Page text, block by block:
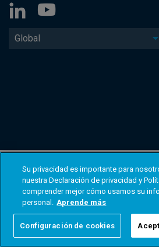
Global
Su privacidad es importante para
nuestra Declaración de privacidad y
comprender mejor cómo usamos su
personal. Aprende más
Configuración de cookies